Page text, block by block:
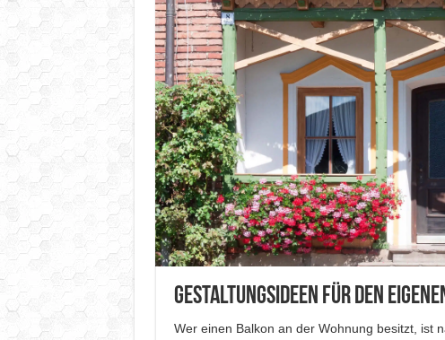
Gestaltungsideen für den
Wer einen Balkon an der Wohnung besitzt, ist